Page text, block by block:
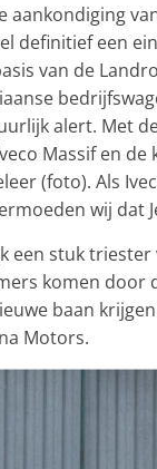
aankondiging
definitief een
van de
alert. Met
Massif en
(foto). Als
wij dat
een stuk
komen
baan
Motors.